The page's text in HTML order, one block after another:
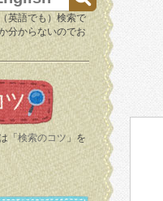
英語でも）検索で
分からないのでお
「 検索のコツ 」を